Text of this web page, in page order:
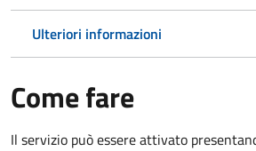
Ulteriori informazioni
Come fare
Il servizio può essere attivato